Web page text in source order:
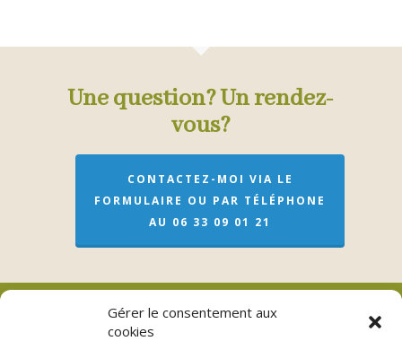
Gérer le consentement aux
cookies
Une question? Un rendez-
vous?
CONTACTEZ-MOI VIA LE
FORMULAIRE OU PAR TÉLÉPHONE
AU 06 33 09 01 21